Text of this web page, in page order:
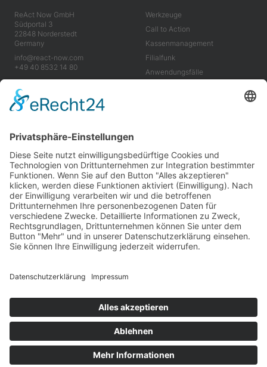
ReAct Now GmbH
Südportal 3
22848 Norderstedt
Germany
info@react-now.com
+49 40 8532 14 80
Werkzeuge
Call to Action
Kassenm­anagement
Filialfunk
Anwendungs­fälle
Werkzeuge
Anwendungsfälle
Vorteile
Über uns
Karriere
Neuigkeiten
Wir sind stolz darauf, klimaneutral zu sein und mit
zusammenzuarbeiten.